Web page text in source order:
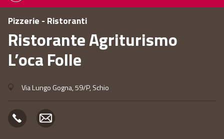
Pizzerie - Ristoranti
Ristorante Agriturismo
L’oca Folle
Via Lungo Gogna, 59/P, Schio